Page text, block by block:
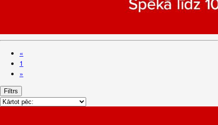
«
1
»
Filtrs